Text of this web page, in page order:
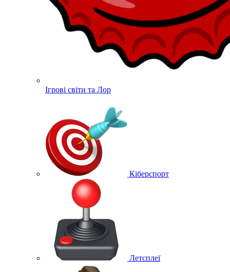
Ігрові світи та Лор
Кіберспорт
Летсплеї